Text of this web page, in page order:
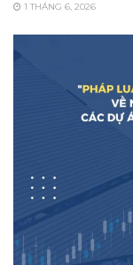
1 THÁNG 6, 2026